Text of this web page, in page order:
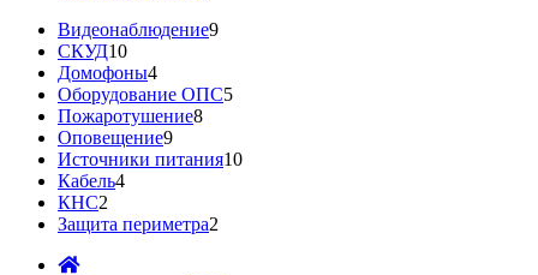
Видеонаблюдение9
СКУД10
Домофоны4
Оборудование ОПС5
Пожаротушение8
Оповещение9
Источники питания10
Кабель4
КНС2
Защита периметра2